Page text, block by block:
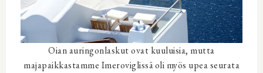
Oian auringonlaskut ovat kuuluisia, mutta
majapaikkastamme Imeroviglissä oli myös upea seurata